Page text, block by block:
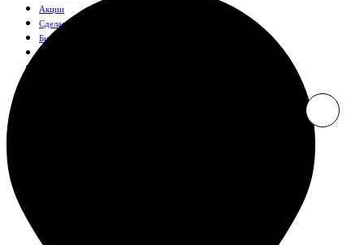
Акции
Сделаем за вас
Бизнесу